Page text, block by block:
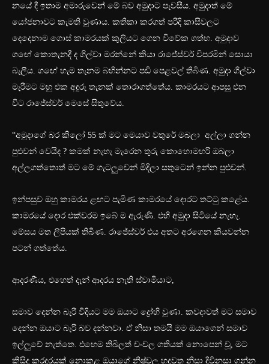
නයේ දී ඉතාම අමාරුවෙන් මේ බව අමුදාට පැවසීය. අමුදාත් මේ
යෝජනාවට කැමති වුණාය. කතිකා කරගත් පරිදි කාසිවලට
දෙදෙනාම ගොස් කාමරයක් කුලියට ගෙන විවේක ගත්හ. අමුදාව
ගඟේ කොතැනදී ද ගිල්වා මරන්නේ කියා රාජේස්වර් විපරමින් සොයා
බැලීය. ගඟේ හැම තැනම බහින්නට පඩි පෙළවල් තිබිණ. අමුදා ගිල්වා
මැරිමට මහු එක අඳුරු තැනක් තොරාගත්තේය. කාමරයට ආපසු එන
විට රාජේස්වර් මෙසේ සිතුවේය.
“අමුදාගේ බර කිලෝ 55 ක් මට මෙයාව වතුරේ මබලා අල්ලා ගන්න
පුළුවන් වෙයිද ? කමක් නැහැ මැරෙන තුරු කොහොමහරි ඔබලා
අල්ලගත්තොත් මට මේ ගැටලුවෙන් මිදිලා සතුටෙන් ඉන්න පුළුවන්.
ඉන්පසුව ඔහු කාමරය ළඟට පැමිණ කාමරයේ දොරට තට්ටු කළේය.
කාමරයේ දොර එක්වරම ඉබේ ම ඇරුණි. එහි අමුදා සිටියේ නැහැ.
මේසය මත ලිපියක් තිබිණ. රාජේස්වර් එය අතට අරගෙන කියවන්න
පටන් ගත්තේය.
ආදරණීය, එහෙත් දැන් ආදරය නැති ස්වාමියාට,
සමාව දෙන්න බැරි විදියට මම ඔයාට ද්‍රෝහි වුණා. කවදාවත් මට සමාව
දෙන්න ඔයාට බැරි බව දන්නවා. ඒ නිසා තමයි මම ඔයාගෙන් සමාව
ඉල්ලුවේ නැත්තෙ. එහෙම තිබිලත් චංචල ගතියක් නොපෙන් වූ, මට
කිසිදු කරදරයක් නොකළ ඔයාගේ නිෂ්චල හදවත නිසා දිවිනසා ගන්න